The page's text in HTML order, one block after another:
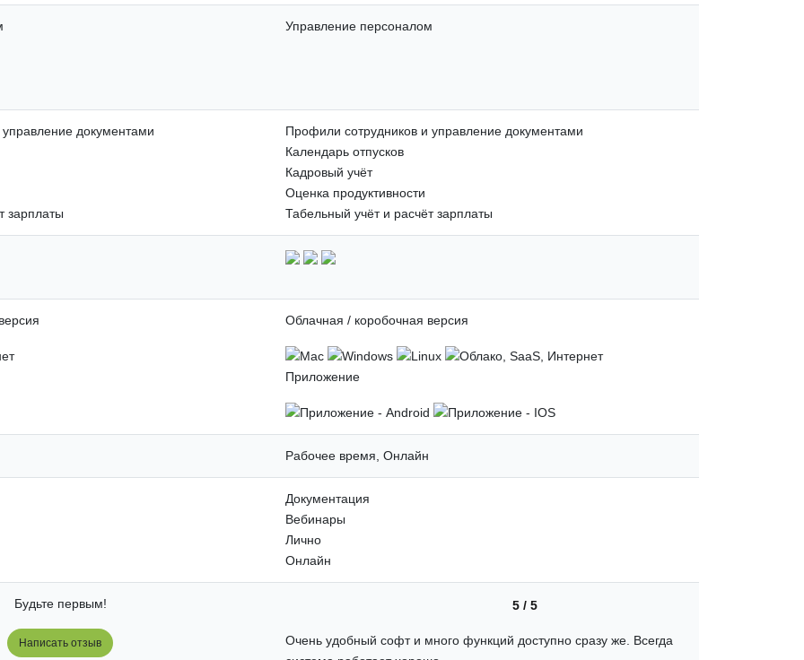
Управление персоналом
документами
зарплаты
Профили сотрудников и управление документами
Календарь отпусков
Кадровый учёт
Оценка продуктивности
Табельный учёт и расчёт зарплаты
Облачная / коробочная версия
Приложение
Рабочее время, Онлайн
Документация
Вебинары
Лично
Онлайн
Будьте первым!
Написать отзыв
5 / 5
Очень удобный софт и много функций доступно сразу же. Всегда